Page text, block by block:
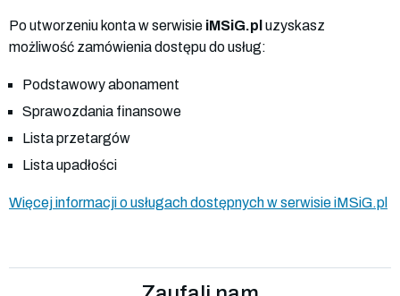
Po utworzeniu konta w serwisie iMSiG.pl uzyskasz
możliwość zamówienia dostępu do usług:
Podstawowy abonament
Sprawozdania finansowe
Lista przetargów
Lista upadłości
Więcej informacji o usługach dostępnych w serwisie iMSiG.pl